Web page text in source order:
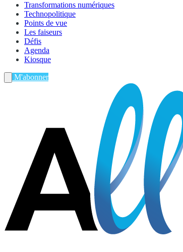
Transformations numériques
Technopolitique
Points de vue
Les faiseurs
Défis
Agenda
Kiosque
M'abonner